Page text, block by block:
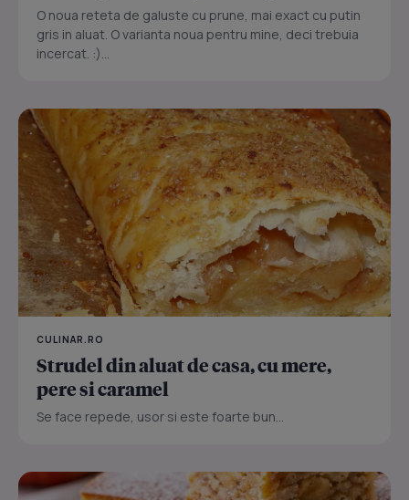
O noua reteta de galuste cu prune, mai exact cu putin
gris in aluat. O varianta noua pentru mine, deci trebuia
incercat. :)...
CULINAR.RO
Strudel din aluat de casa, cu mere,
pere si caramel
Se face repede, usor si este foarte bun...